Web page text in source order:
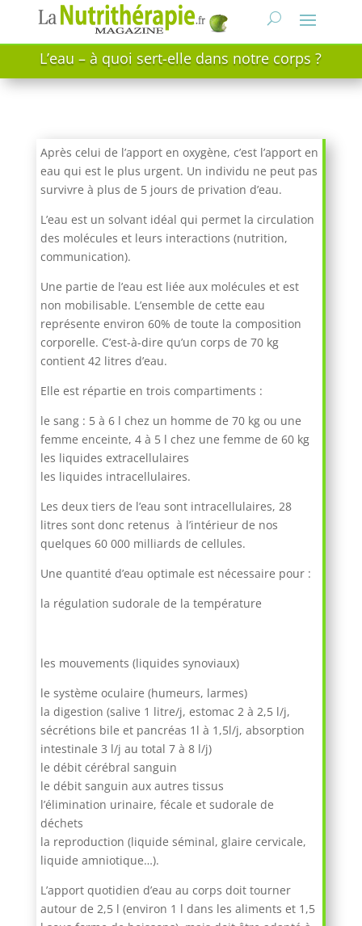
L’eau – à quoi sert-elle dans notre corps ?
Après celui de l’apport en oxygène, c’est l’apport en
eau qui est le plus urgent. Un individu ne peut pas
survivre à plus de 5 jours de privation d’eau.
L’eau est un solvant idéal qui permet la circulation
des molécules et leurs interactions (nutrition,
communication).
Une partie de l’eau est liée aux molécules et est
non mobilisable. L’ensemble de cette eau
représente environ 60% de toute la composition
corporelle. C’est-à-dire qu’un corps de 70 kg
contient 42 litres d’eau.
Elle est répartie en trois compartiments :
le sang : 5 à 6 l chez un homme de 70 kg ou une
femme enceinte, 4 à 5 l chez une femme de 60 kg
les liquides extracellulaires
les liquides intracellulaires.
Les deux tiers de l’eau sont intracellulaires, 28
litres sont donc retenus à l’intérieur de nos
quelques 60 000 milliards de cellules.
Une quantité d’eau optimale est nécessaire pour :
la régulation sudorale de la température
les mouvements (liquides synoviaux)
le système oculaire (humeurs, larmes)
la digestion (salive 1 litre/j, estomac 2 à 2,5 l/j,
sécrétions bile et pancréas 1l à 1,5l/j, absorption
intestinale 3 l/j au total 7 à 8 l/j)
le débit cérébral sanguin
le débit sanguin aux autres tissus
l’élimination urinaire, fécale et sudorale de
déchets
la reproduction (liquide séminal, glaire cervicale,
liquide amniotique…).
L’apport quotidien d’eau au corps doit tourner
autour de 2,5 l (environ 1 l dans les aliments et 1,5